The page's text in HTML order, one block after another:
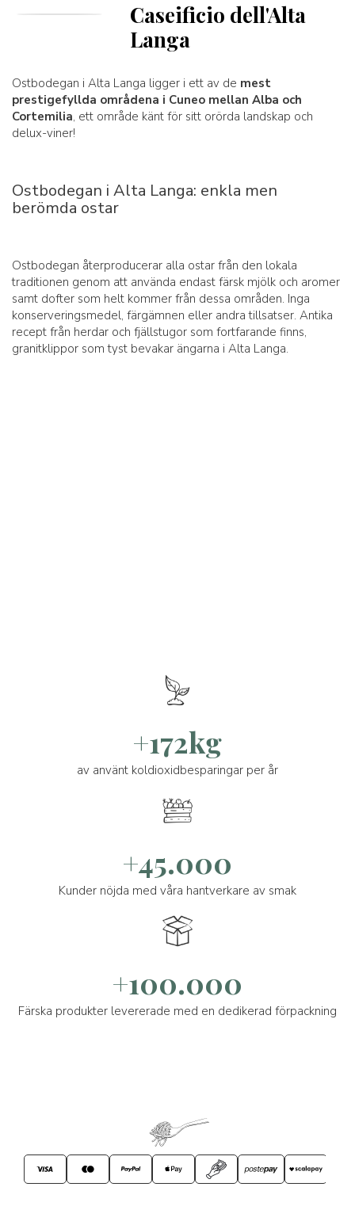
Caseificio dell'Alta
Langa
Ostbodegan i Alta Langa ligger i ett av de mest
prestigefyllda områdena i Cuneo mellan Alba och
Cortemilia, ett område känt för sitt orörda landskap och
delux-viner!
Ostbodegan i Alta Langa: enkla men
berömda ostar
Ostbodegan återproducerar alla ostar från den lokala
traditionen genom att använda endast färsk mjölk och aromer
samt dofter som helt kommer från dessa områden. Inga
konserveringsmedel, färgämnen eller andra tillsatser. Antika
recept från herdar och fjällstugor som fortfarande finns,
granitklippor som tyst bevakar ängarna i Alta Langa.
+172kg
av använt koldioxidbesparingar per år
+45.000
Kunder nöjda med våra hantverkare av smak
+100.000
Färska produkter levererade med en dedikerad förpackning